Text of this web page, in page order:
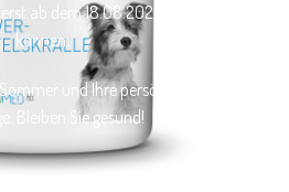
ab dem 18.08.2026 versenden
können.
und Ihre persönlichen
Bleiben Sie gesund!